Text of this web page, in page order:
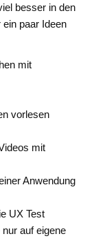
besser in den
paar Ideen
vorlesen
mit
Anwendung
UX Test
nur auf eigene